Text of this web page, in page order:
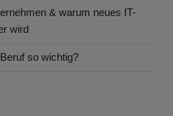
& warum neues IT-
wird
so wichtig?